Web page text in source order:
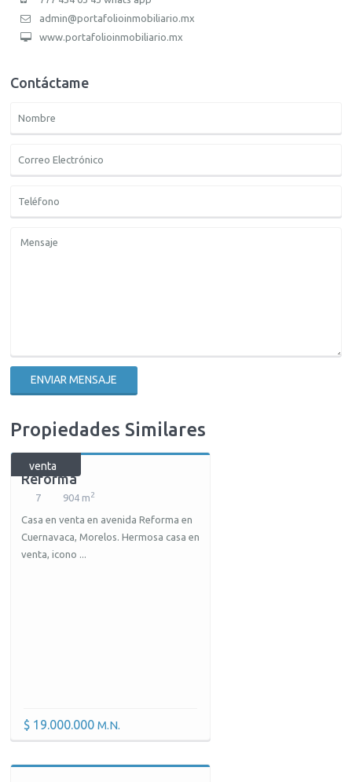
admin@portafolioinmobiliario.mx
www.portafolioinmobiliario.mx
Contáctame
Propiedades Similares
venta
Reforma
7 904 m2
Casa en venta en avenida Reforma en
Cuernavaca, Morelos. Hermosa casa en
venta, icono ...
$ 19.000.000M.N.